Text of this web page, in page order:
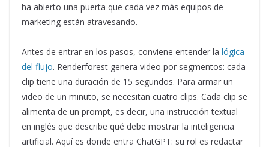
ha abierto una puerta que cada vez más equipos de
marketing están atravesando.
Antes de entrar en los pasos, conviene entender la lógica
del flujo. Renderforest genera video por segmentos: cada
clip tiene una duración de 15 segundos. Para armar un
video de un minuto, se necesitan cuatro clips. Cada clip se
alimenta de un prompt, es decir, una instrucción textual
en inglés que describe qué debe mostrar la inteligencia
artificial. Aquí es donde entra ChatGPT: su rol es redactar